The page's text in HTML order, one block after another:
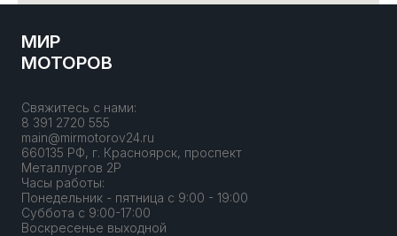
МИР
МОТОРОВ
Свяжитесь с нами:
8 391 2720 555
main@mirmotorov24.ru
660135 РФ, г. Красноярск, проспект
Металлургов 2Р
Часы работы:
Понедельник - пятница с 9:00 - 19:00
Суббота с 9:00-17:00
Воскресенье выходной